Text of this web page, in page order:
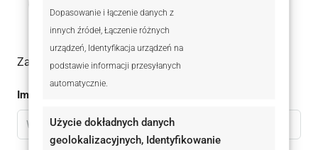
Dopasowanie i łączenie danych z
innych źródeł, Łączenie różnych
urządzeń, Identyfikacja urządzeń na
podstawie informacji przesyłanych
automatycznie.
Użycie dokładnych danych
geolokalizacyjnych, Identyfikowanie
535 353 193
WhatsApp
Zadaj pytanie do oferty
Imię